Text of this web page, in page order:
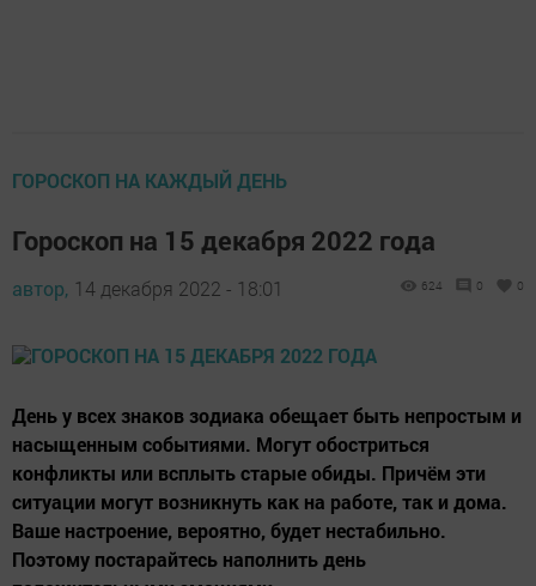
ГОРОСКОП НА КАЖДЫЙ ДЕНЬ
Гороскоп на 15 декабря 2022 года
автор, 14 декабря 2022 - 18:01 624 0 0
День у всех знаков зодиака обещает быть непростым и
насыщенным событиями. Могут обостриться
конфликты или всплыть старые обиды. Причём эти
ситуации могут возникнуть как на работе, так и дома.
Ваше настроение, вероятно, будет нестабильно.
Поэтому постарайтесь наполнить день